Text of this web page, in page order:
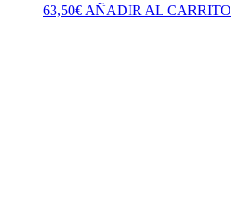
63,50€ AÑADIR AL CARRITO